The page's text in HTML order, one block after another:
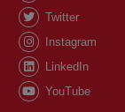
Twitter
Instagram
LinkedIn
YouTube